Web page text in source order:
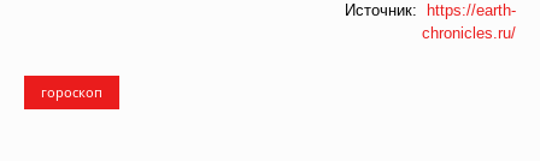
Источник:
https://earth-
chronicles.ru/
гороскоп